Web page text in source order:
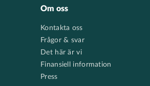
Om oss
Kontakta oss
Frågor & svar
Det här är vi
Finansiell information
Press